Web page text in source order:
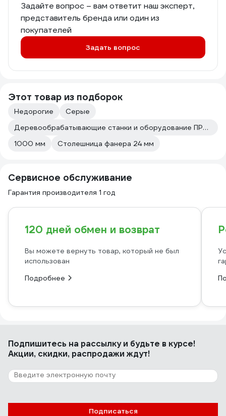
Задайте вопрос – вам ответит наш эксперт,
представитель бренда или один из
покупателей
Задать вопрос
Этот товар из подборок
Недорогие
Серые
Деревообрабатывающие станки и оборудование ПРАКТИК
1000 мм
Столешница фанера 24 мм
Сервисное обслуживание
Гарантия производителя 1 год
120 дней обмен и возврат
Вы можете вернуть товар, который не был
использован
Подробнее
Подпишитесь на рассылкуи будьте в курсе!
Акции, скидки, распродажи ждут!
Подписаться